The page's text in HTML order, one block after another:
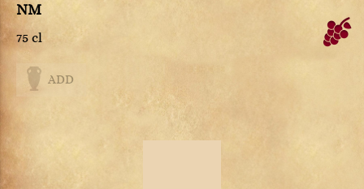
NM
75 cl
ADD